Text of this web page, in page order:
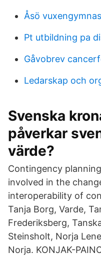
Åsö
Pt utbildning pa
Gåvobrev
Ledarskap och
Svenska
påverkar
värde?
Contingency
involved in the
interoperability of
Tanja Borg, Varde,
Frederiksberg,
Steinsholt, Norja
Norja. KONJAK-